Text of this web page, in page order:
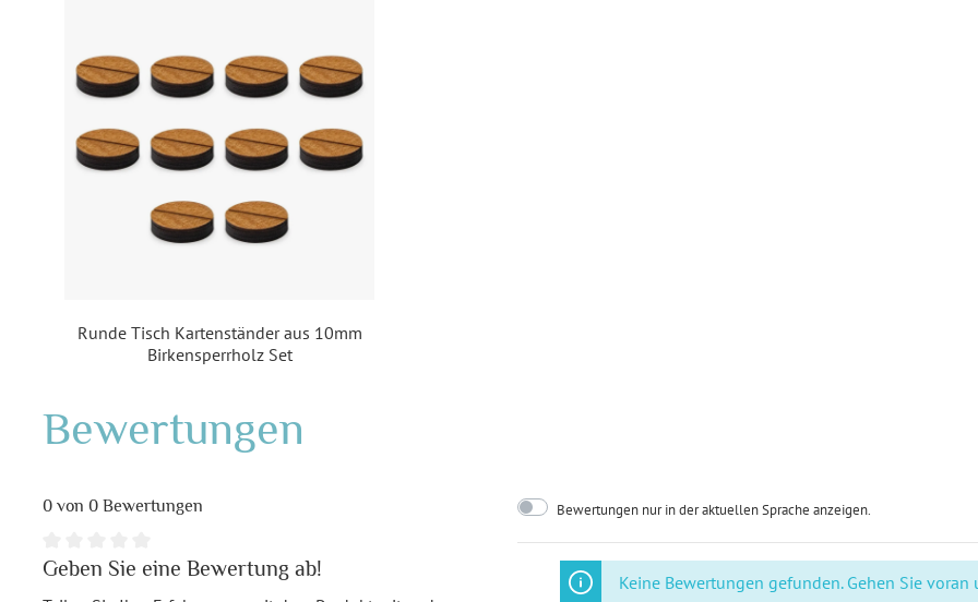
Runde Tisch Kartenständer aus 10mm
Birkensperrholz Set
Bewertungen
0 von 0 Bewertungen
Geben Sie eine Bewertung ab!
Bewertungen nur in der aktuellen Sprache anzeigen.
Keine Bewertungen gefunden. Gehen Sie